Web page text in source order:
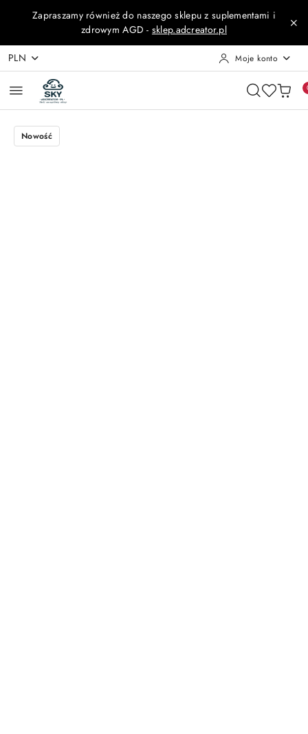
Przejdź do treści głównej
Przejdź do wyszukiwarki
Przejdź do moje konto
Przejdź do menu głównego
Przejdź do opisu produktu
Przejdź do stopki
Zapraszamy również do naszego sklepu z suplementami i
zdrowym AGD - sklep.adcreator.pl
PLN Moje konto
Nowość